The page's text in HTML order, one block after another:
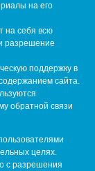
на его
на себя всю
разрешение
поддержку в
сайта.
обратной связи
целях.
с разрешения